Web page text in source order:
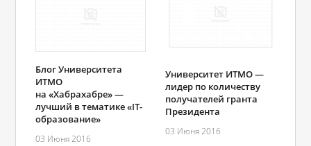
Блог Университета
ИТМО
на «Хабрахабре» —
лучший в тематике «IT-
образование»
03 Июня 2016
Университет ИТМО —
лидер по количеству
получателей гранта
Президента
03 Июня 2016